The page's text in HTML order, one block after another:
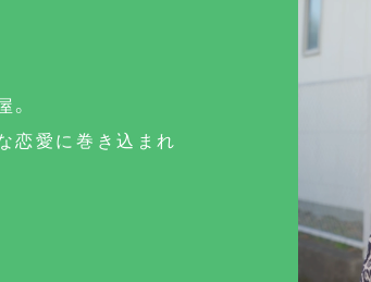
恋愛に巻き込まれ